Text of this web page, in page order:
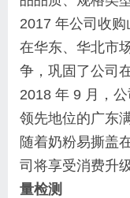
2017 年公司收购
在华东、华北市
争，巩固了公司
2018 年 9 月，
领先地位的广东
随着奶粉易撕盖
司将享受消费升
量检测